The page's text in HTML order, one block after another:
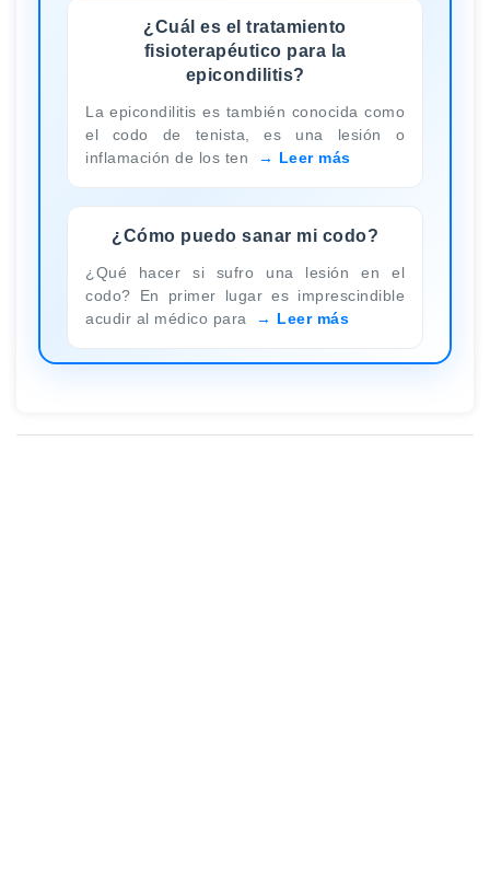
¿Cuál es el tratamiento
fisioterapéutico para la
epicondilitis?
La epicondilitis es también conocida como
el codo de tenista, es una lesión o
inflamación de los ten
Leer más
¿Cómo puedo sanar mi codo?
¿Qué hacer si sufro una lesión en el
codo? En primer lugar es imprescindible
acudir al médico para
Leer más